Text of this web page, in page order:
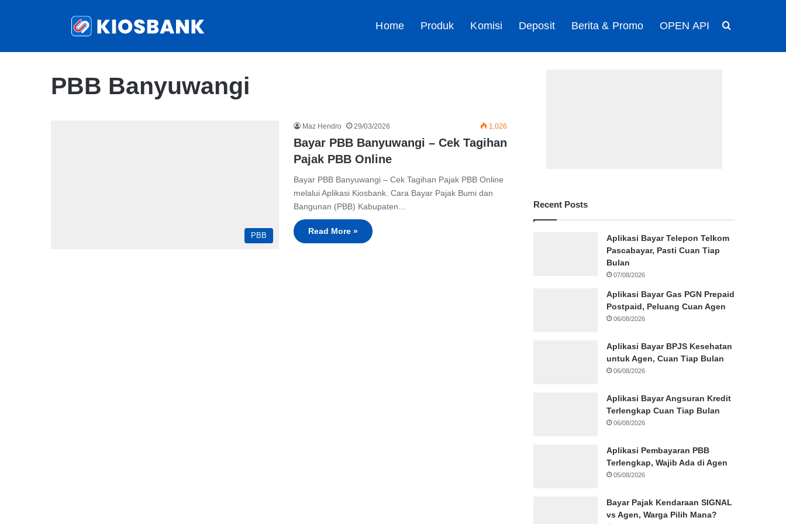
Home Produk Komisi Deposit Berita & Promo OPEN API
PBB Banyuwangi
PBB
Maz Hendro 29/03/2026 1,026
Bayar PBB Banyuwangi – Cek Tagihan
Pajak PBB Online
Bayar PBB Banyuwangi – Cek Tagihan Pajak PBB Online
melalui Aplikasi Kiosbank. Cara Bayar Pajak Bumi dan
Bangunan (PBB) Kabupaten…
Read More »
Recent Posts
Aplikasi Bayar Telepon Telkom
Pascabayar, Pasti Cuan Tiap
Bulan
07/08/2026
Aplikasi Bayar Gas PGN Prepaid
Postpaid, Peluang Cuan Agen
06/08/2026
Aplikasi Bayar BPJS Kesehatan
untuk Agen, Cuan Tiap Bulan
06/08/2026
Aplikasi Bayar Angsuran Kredit
Terlengkap Cuan Tiap Bulan
06/08/2026
Aplikasi Pembayaran PBB
Terlengkap, Wajib Ada di Agen
05/08/2026
Bayar Pajak Kendaraan SIGNAL
vs Agen, Warga Pilih Mana?